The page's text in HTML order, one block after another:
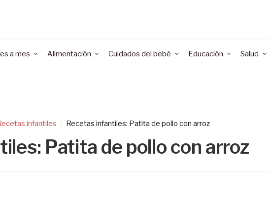
a mes Alimentación Cuidados del bebé Educación Salud
infantiles Recetas infantiles: Patita de pollo con arroz
Patita de pollo con arroz